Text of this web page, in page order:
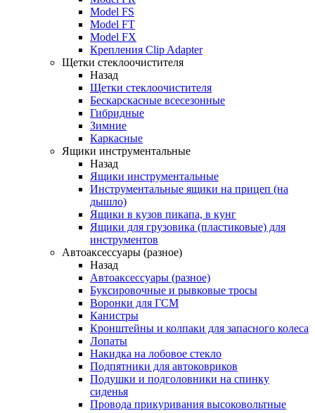
Model FS
Model FT
Model FX
Крепления Clip Adapter
Щетки стеклоочистителя
Назад
Щетки стеклоочистителя
Бескарскасные всесезонные
Гибридные
Зимние
Каркасные
Ящики инструментальные
Назад
Ящики инструментальные
Инструментальные ящики на прицеп (на
дышло)
Ящики в кузов пикапа, в кунг
Ящики для грузовика (пластиковые) для
инструментов
Автоаксессуары (разное)
Назад
Автоаксессуары (разное)
Буксировочные и рывковые тросы
Воронки для ГСМ
Канистры
Кронштейны и колпаки для запасного колеса
Лопаты
Накидка на лобовое стекло
Подпятники для автоковриков
Подушки и подголовники на спинку
сиденья
Провода прикуривания высоковольтные